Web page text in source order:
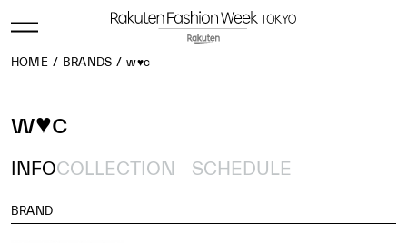
HOME BRANDS w♥c
w♥c
INFOCOLLECTION SCHEDULE
BRAND